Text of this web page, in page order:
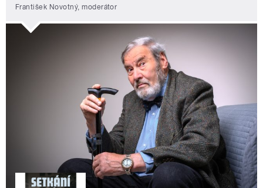
František Novotný, moderátor